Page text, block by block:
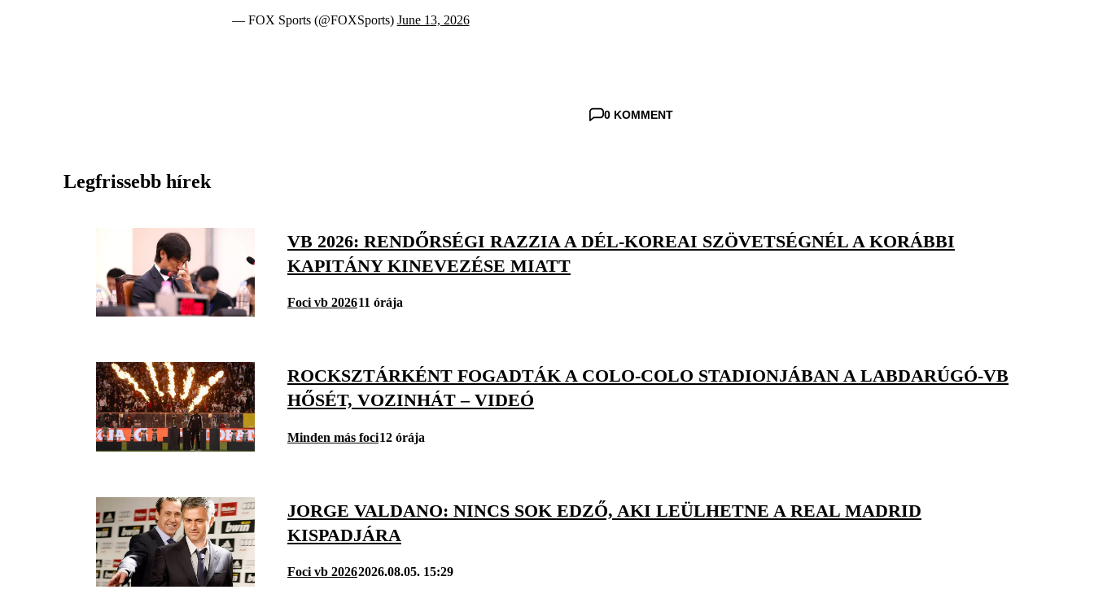
— FOX Sports (@FOXSports) June 13, 2026
0 KOMMENT
Legfrissebb hírek
VB 2026: RENDŐRSÉGI RAZZIA A DÉL-KOREAI SZÖVETSÉGNÉL A KORÁBBI
KAPITÁNY KINEVEZÉSE MIATT
Foci vb 202611 órája
ROCKSZTÁRKÉNT FOGADTÁK A COLO-COLO STADIONJÁBAN A LABDARÚGÓ-VB
HŐSÉT, VOZINHÁT – VIDEÓ
Minden más foci12 órája
JORGE VALDANO: NINCS SOK EDZŐ, AKI LEÜLHETNE A REAL MADRID
KISPADJÁRA
Foci vb 20262026.08.05. 15:29